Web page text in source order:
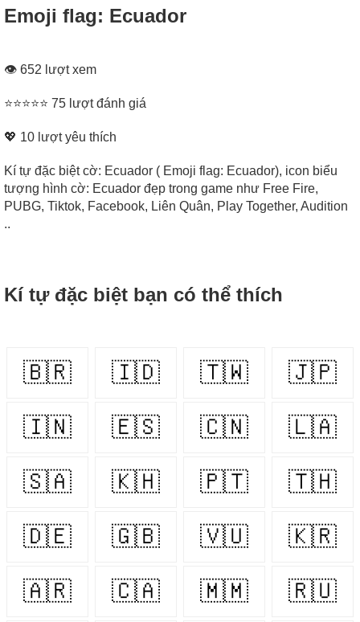
Emoji flag: Ecuador
👁 652 lượt xem
⭐⭐⭐⭐⭐ 75 lượt đánh giá
💖 10 lượt yêu thích
Kí tự đặc biệt cờ: Ecuador ( Emoji flag: Ecuador), icon biểu
tượng hình cờ: Ecuador đẹp trong game như Free Fire,
PUBG, Tiktok, Facebook, Liên Quân, Play Together, Audition
..
Kí tự đặc biệt bạn có thể thích
🇧🇷 🇮🇩 🇹🇼 🇯🇵
🇮🇳 🇪🇸 🇨🇳 🇱🇦
🇸🇦 🇰🇭 🇵🇹 🇹🇭
🇩🇪 🇬🇧 🇻🇺 🇰🇷
🇦🇷 🇨🇦 🇲🇲 🇷🇺